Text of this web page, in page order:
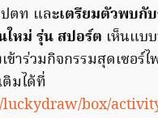
ตท และเตรียมตัวพบกั
ใหม่ รุ่น สปอร์ต เห็นแบ
ข้าร่วมกิจกรรมสุดเซอ
มได้ที่
box/